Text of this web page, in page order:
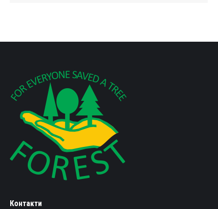
Контакти